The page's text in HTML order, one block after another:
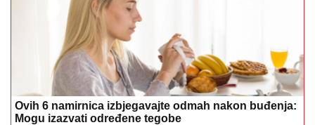
Ovih 6 namirnica izbjegavajte odmah nakon buđenja:
Mogu izazvati određene tegobe